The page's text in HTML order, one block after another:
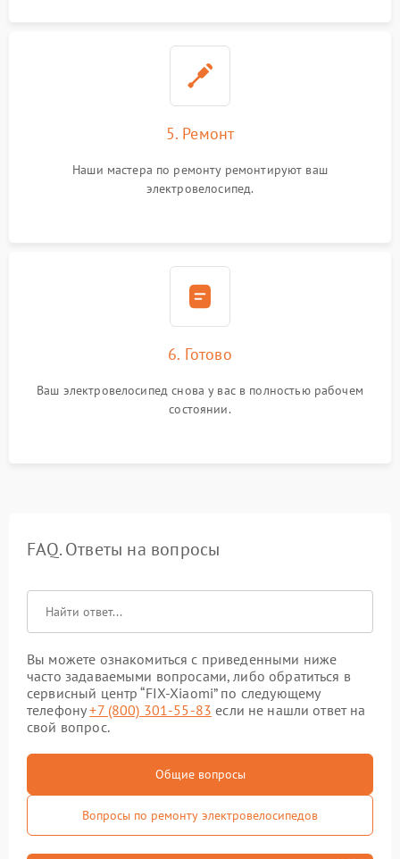
5. Ремонт
Наши мастера по ремонту ремонтируют ваш
электровелосипед.
6. Готово
Ваш электровелосипед снова у вас в полностью рабочем
состоянии.
FAQ. Ответы на вопросы
Вы можете ознакомиться с приведенными ниже
часто задаваемыми вопросами, либо обратиться в
сервисный центр “FIX-Xiaomi” по следующему
телефону+7 (800) 301-55-83 если не нашли ответ на
свой вопрос.
Общие вопросы
Вопросы по ремонту электровелосипедов